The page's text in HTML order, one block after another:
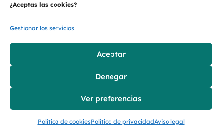
¿Aceptas las cookies?
Gestionar los servicios
Aceptar
Denegar
Ver preferencias
Política de cookiesPolítica de privacidadAviso legal
las diferencias de
límites industriales.
Descubre nuestra serie: Del
residuo al envase. Lo que no
se ve del reciclaje.